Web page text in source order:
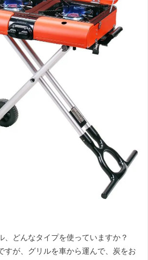
、どんなタイプを使っていますか？
すが、グリルを車から運んで、炭をお